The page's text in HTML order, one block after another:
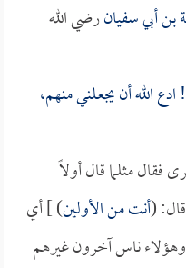
بن أبي سفيانرضي الله
الله أن يجعلني منهم،
فقال مثلما قال أولاً
(أنت من الأولين) ] أي
وهؤلاء ناس آخرون غيرهم